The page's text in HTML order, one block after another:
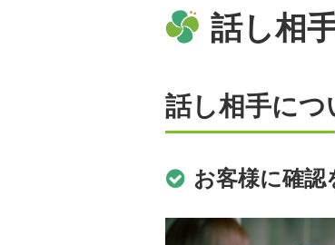
話し相
話し相手に
お客様に確